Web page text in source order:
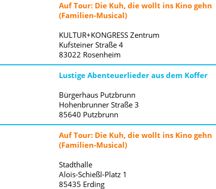
Auf Tour: Die Kuh, die wollt ins Kino gehn
(Familien-Musical)
KULTUR+KONGRESS Zentrum
Kufsteiner Straße 4
83022 Rosenheim
Lustige Abenteuerlieder aus dem Koffer
Bürgerhaus Putzbrunn
Hohenbrunner Straße 3
85640 Putzbrunn
Auf Tour: Die Kuh, die wollt ins Kino gehn
(Familien-Musical)
Stadthalle
Alois-Schießl-Platz 1
85435 Erding